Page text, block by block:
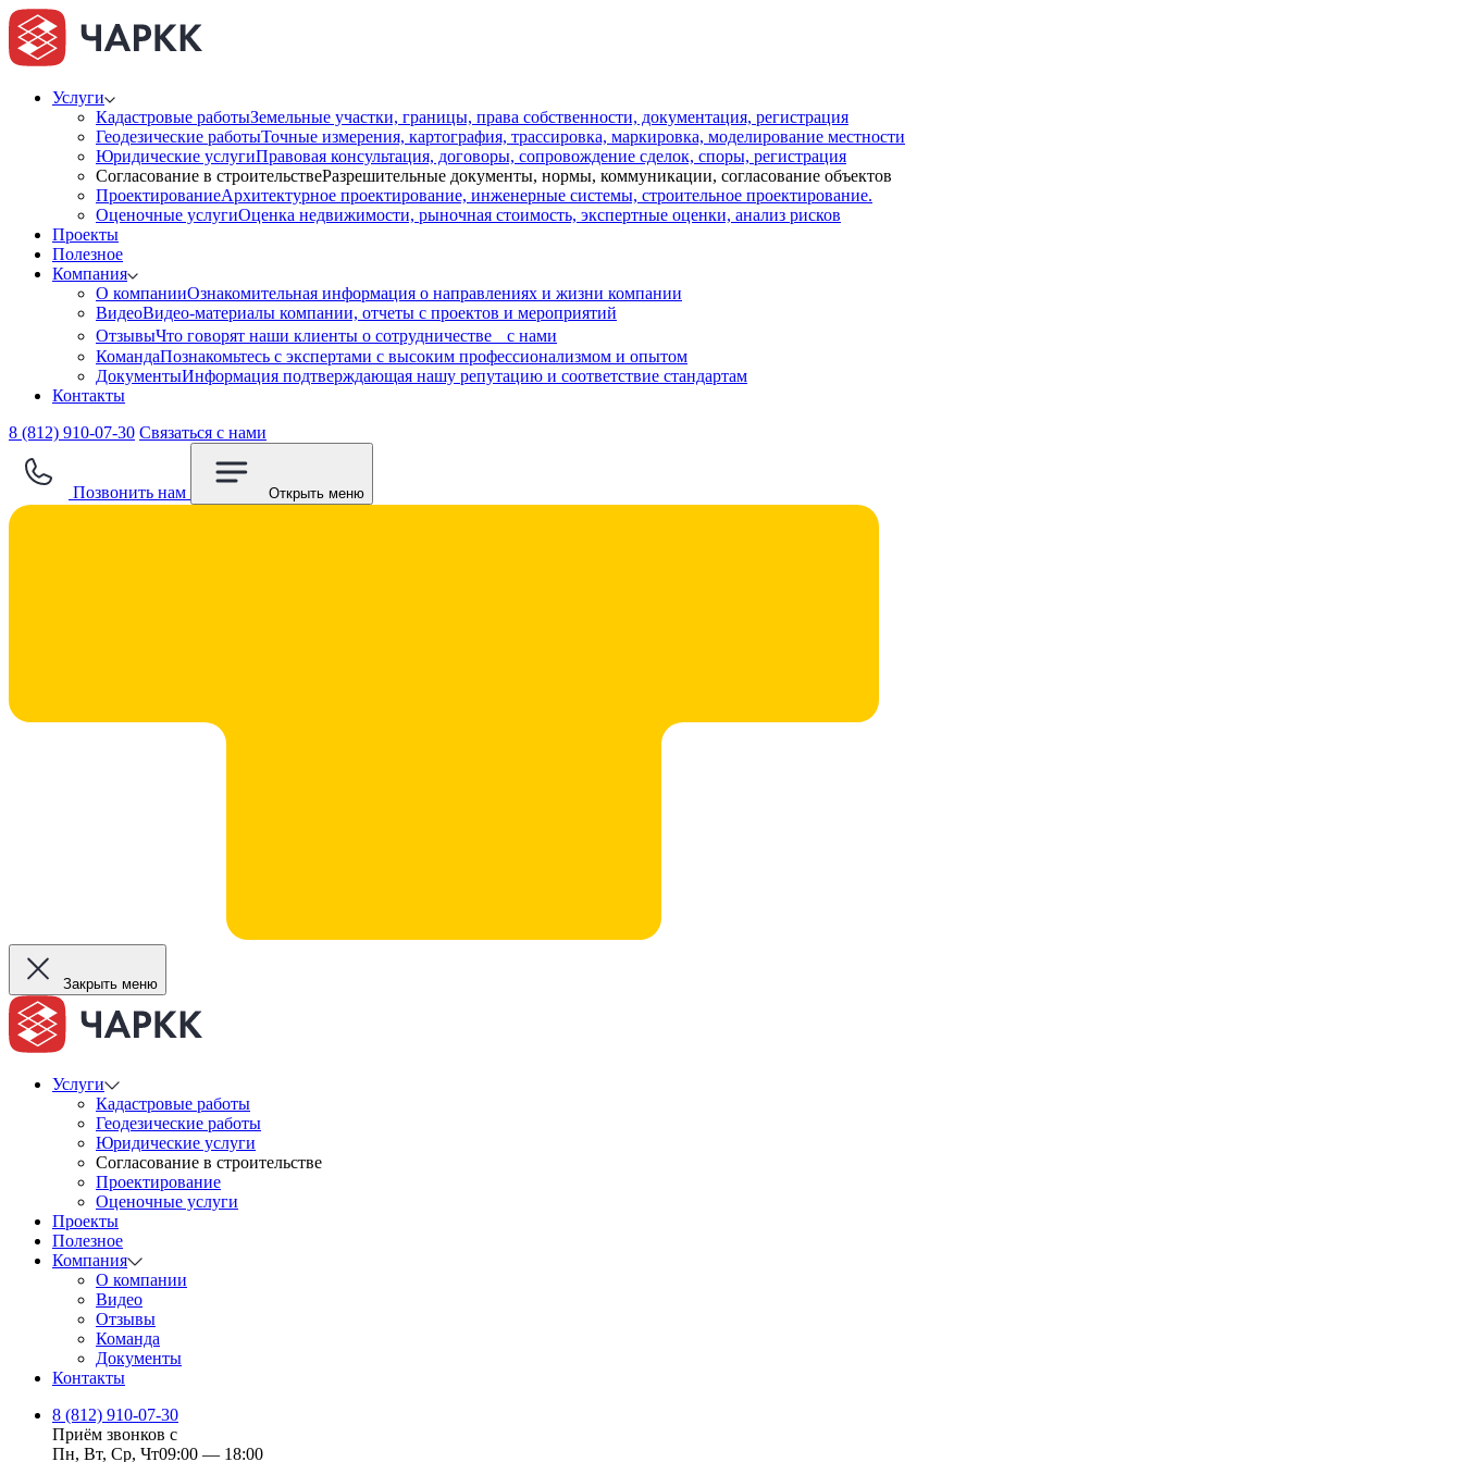
Услуги
Кадастровые работыЗемельные участки, границы, права собственности, документация, регистрация
Геодезические работыТочные измерения, картография, трассировка, маркировка, моделирование местности
Юридические услугиПравовая консультация, договоры, сопровождение сделок, споры, регистрация
Согласование в строительствеРазрешительные документы, нормы, коммуникации, согласование объектов
ПроектированиеАрхитектурное проектирование, инженерные системы, строительное проектирование.
Оценочные услугиОценка недвижимости, рыночная стоимость, экспертные оценки, анализ рисков
Проекты
Полезное
Компания
О компанииОзнакомительная информация о направлениях и жизни компании
ВидеоВидео-материалы компании, отчеты с проектов и мероприятий
ОтзывыЧто говорят наши клиенты о сотрудничестве с нами
КомандаПознакомьтесь с экспертами с высоким профессионализмом и опытом
ДокументыИнформация подтверждающая нашу репутацию и соответствие стандартам
Контакты
8 (812) 910-07-30 Связаться с нами
Позвонить нам Открыть меню
Закрыть меню
Услуги
Кадастровые работы
Геодезические работы
Юридические услуги
Согласование в строительстве
Проектирование
Оценочные услуги
Проекты
Полезное
Компания
О компании
Видео
Отзывы
Команда
Документы
Контакты
8 (812) 910-07-30
Приём звонков с
Пн, Вт, Ср, Чт09:00 — 18:00